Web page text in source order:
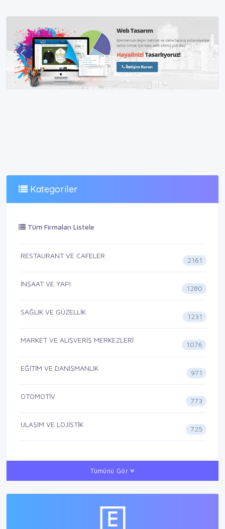
Kategoriler
Tüm Firmaları Listele
RESTAURANT VE CAFELER
2161
İNŞAAT VE YAPI
1280
SAĞLIK VE GÜZELLİK
1231
MARKET VE ALIŞVERİŞ MERKEZLERİ
1076
EĞİTİM VE DANIŞMANLIK
971
OTOMOTİV
773
ULAŞIM VE LOJİSTİK
725
Tümünü Gör